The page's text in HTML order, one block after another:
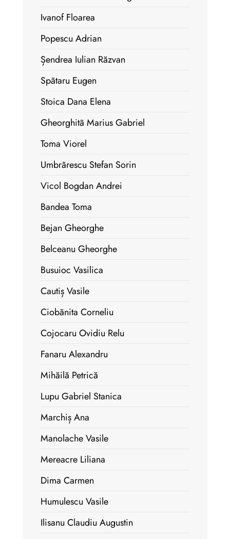
Ivanof Floarea
Popescu Adrian
Șendrea Iulian Răzvan
Spãtaru Eugen
Stoica Dana Elena
Gheorghitã Marius Gabriel
Toma Viorel
Umbrãrescu Stefan Sorin
Vicol Bogdan Andrei
Bandea Toma
Bejan Gheorghe
Belceanu Gheorghe
Busuioc Vasilica
Cautiș Vasile
Ciobãnita Corneliu
Cojocaru Ovidiu Relu
Fanaru Alexandru
Mihăilă Petrică
Lupu Gabriel Stanica
Marchiș Ana
Manolache Vasile
Mereacre Liliana
Dima Carmen
Humulescu Vasile
Ilisanu Claudiu Augustin